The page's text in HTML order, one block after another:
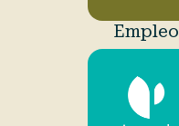
Empleo